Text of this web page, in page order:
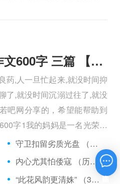
妈妈忙碌的一天作文600字 三篇 【600字】
药,人一旦忙起来,就没时间抑
了,就没时间沉溺过往了,就没
吧网分享的，希望能帮助到
字1我的妈妈是一名光荣的
事情。
守卫扣留劣质光盘 （5字常言）
内心尤其怕倭寇 （历法用语一卷帘）
“此花风韵更清姝” （3字手机品牌）